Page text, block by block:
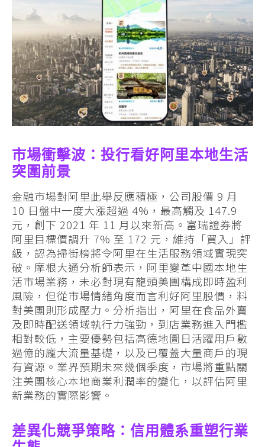
市場衝擊波：投行看好阿里本地生活
突圍前景
金融市場對阿里此舉反應積極，公司股價 9 月
10 日盤中一度大漲超過 4%，最高觸及 147.9
元，創下 2021 年 11 月以來新高。富瑞證券將
阿里目標價調升 7% 至 172 元，維持「買入」評
級，認為掃街榜將令阿里在生活服務領域實現突
破。摩根大通分析師表示，阿里變革中國本地生
活市場業務，未必對現有龍頭美團構成即時盈利
風險，但從市場情緒角度而言利好阿里股價，料
對美團則形成壓力。分析指出，阿里在食品外賣
及即時配送領域執行力強勁，到店業務進入門檻
相對較低，主要優勢包括高德地圖日活躍用戶數
過億的龐大流量基礎，以及已覆蓋大量商戶的現
有資源。業界預期未來幾個季度，市場將重點關
注美團核心本地商業利潤率的變化，以評估阿里
新業務的實際影響。
差異化競爭策略：信用體系重塑行業